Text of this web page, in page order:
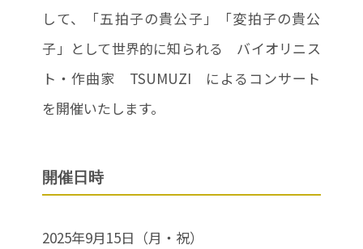
して、「五拍子の貴公子」「変拍子の貴公
子」として世界的に知られる バイオリニス
ト・作曲家 TSUMUZI によるコンサート
を開催いたします。
開催日時
2025年9月15日（月・祝）